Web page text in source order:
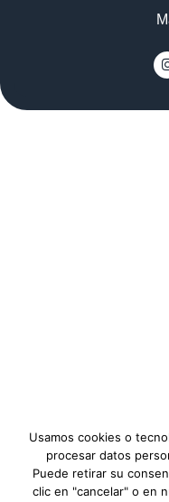
Usamos cookies o
procesar datos
Puede retirar su
clic en "cancelar" o en